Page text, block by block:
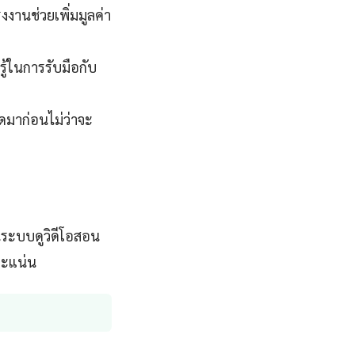
านช่วยเพิ่มมูลค่า
ในการรับมือกับ
าก่อนไม่ว่าจะ
ระบบดูวิดีโอสอน
ะแน่น